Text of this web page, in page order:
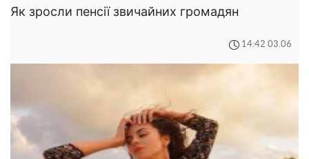
Як зросли пенсії звичайних громадян
14:42 03.06